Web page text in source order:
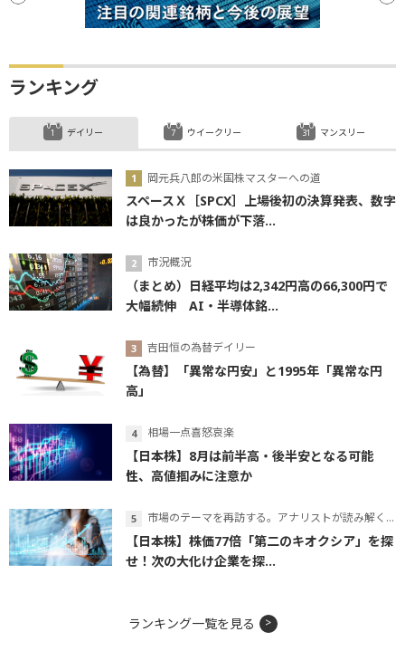
ランキング
デイリー
岡元兵八郎の米国株マスターへの道
スペースＸ［SPCX］上場後初の決算発表、数字
は良かったが株価が下落...
市況概況
（まとめ）日経平均は2,342円高の66,300円で
大幅続伸 AI・半導体銘...
吉田恒の為替デイリー
【為替】「異常な円安」と1995年「異常な円
高」
相場一点喜怒哀楽
【日本株】8月は前半高・後半安となる可能
性、高値掴みに注意か
市場のテーマを再訪する。アナリストが読み解くテーマの本質
【日本株】株価77倍「第二のキオクシア」を探
せ！次の大化け企業を探...
ウイークリー マンスリー
ランキング一覧を見る